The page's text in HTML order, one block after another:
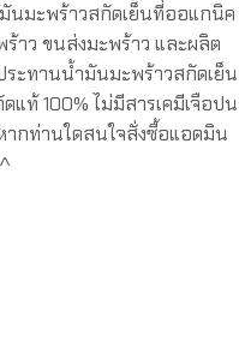
นมะพร้าวสกัดเย็นที่ออแกนิค
าว ขนส่งมะพร้าว และผลิต
ะทานน้ำมันมะพร้าวสกัดเย็น
ท้ 100% ไม่มีสารเคมีเจือปน
กท่านใดสนใจสั่งซื้อแอดมิน